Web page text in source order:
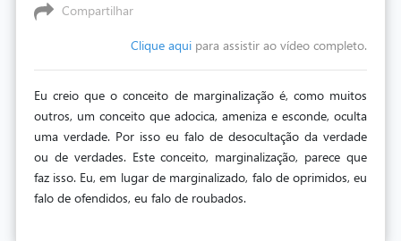
Compartilhar
Clique aqui para assistir ao vídeo completo.
Eu creio que o conceito de marginalização é, como muitos
outros, um conceito que adocica, ameniza e esconde, oculta
uma verdade. Por isso eu falo de desocultação da verdade
ou de verdades. Este conceito, marginalização, parece que
faz isso. Eu, em lugar de marginalizado, falo de oprimidos, eu
falo de ofendidos, eu falo de roubados.